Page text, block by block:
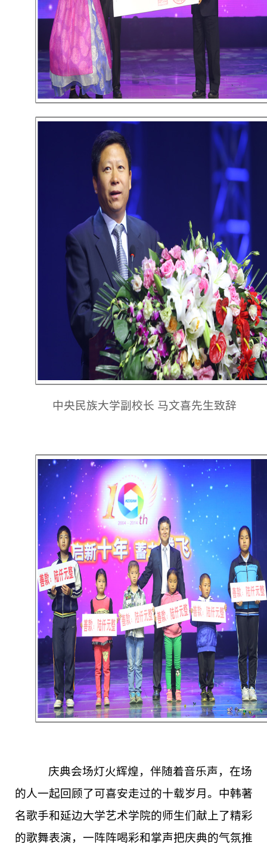
中央民族大学副校长 马文喜先生致辞
庆典会场灯火辉煌，伴随着音乐声，在场
的人一起回顾了可喜安走过的十载岁月。中韩著
名歌手和延边大学艺术学院的师生们献上了精彩
的歌舞表演，一阵阵喝彩和掌声把庆典的气氛推